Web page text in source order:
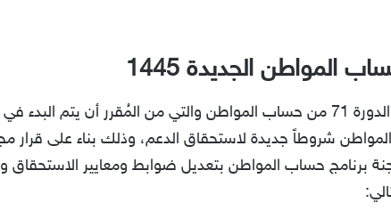
الجديدة 1445
برنامج حساب المواطن بتعديل ضوابط ومعايير الاستحقاق